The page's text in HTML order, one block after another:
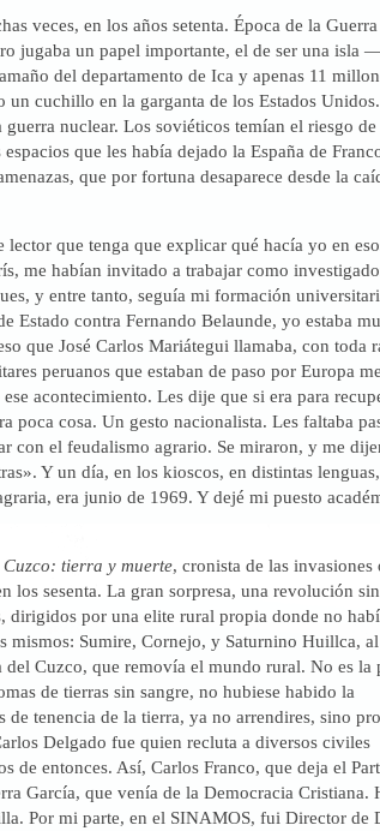
veces, en los años setenta. Época de la
jugaba un papel importante, el de ser una isla
del departamento de Ica y apenas 11
un cuchillo en la garganta de los Estados Unidos.
nuclear. Los soviéticos temían el riesgo de
que les había dejado la España de
que por fortuna desaparece desde la
lector que tenga que explicar qué hacía yo en
me habían invitado a trabajar como
y entre tanto, seguía mi formación
Estado contra Fernando Belaunde, yo estaba
que José Carlos Mariátegui llamaba, con toda
peruanos que estaban de paso por Europa me
acontecimiento. Les dije que si era para
poca cosa. Un gesto nacionalista. Les faltaba
con el feudalismo agrario. Se miraron, y me
Y un día, en los kioscos, en distintas
era junio de 1969. Y dejé mi puesto
Cuzco: tierra y muerte, cronista de las invasiones
los sesenta. La gran sorpresa, una revolución
dirigidos por una elite rural propia donde no
mismos: Sumire, Cornejo, y Saturnino Huillca,
del Cuzco, que removía el mundo rural. No es la
de tierras sin sangre, no hubiese habido la
tenencia de la tierra, ya no arrendires, sino
Delgado fue quien recluta a diversos civiles
de entonces. Así, Carlos Franco, que deja el
García, que venía de la Democracia Cristiana.
Por mi parte, en el SINAMOS, fui Director de